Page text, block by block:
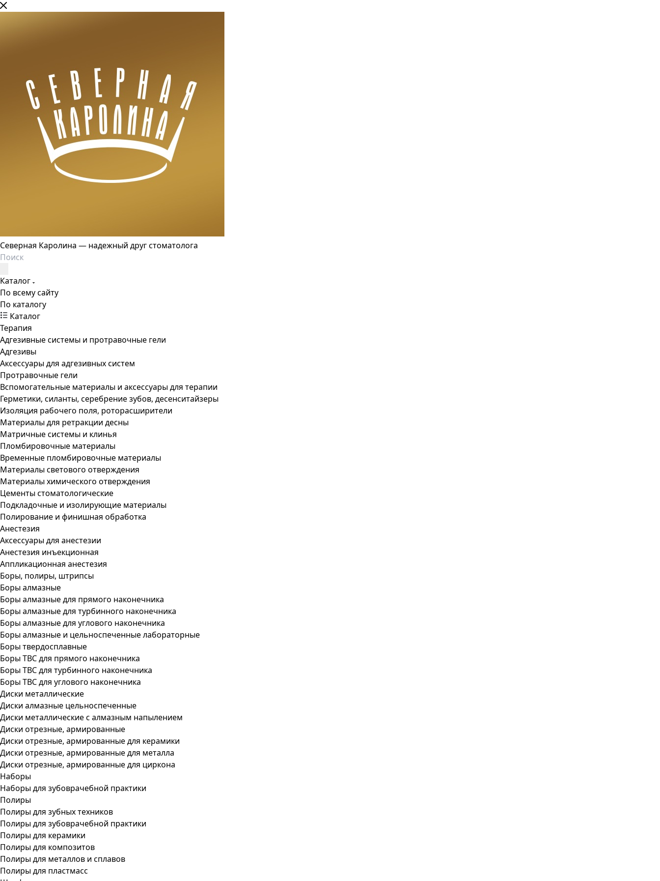
Северная Каролина — надежный друг стоматолога
Каталог
По всему сайту
По каталогу
Каталог
Терапия
Адгезивные системы и протравочные гели
Адгезивы
Аксессуары для адгезивных систем
Протравочные гели
Вспомогательные материалы и аксессуары для терапии
Герметики, силанты, серебрение зубов, десенситайзеры
Изоляция рабочего поля, роторасширители
Материалы для ретракции десны
Матричные системы и клинья
Пломбировочные материалы
Временные пломбировочные материалы
Материалы светового отверждения
Материалы химического отверждения
Цементы стоматологические
Подкладочные и изолирующие материалы
Полирование и финишная обработка
Анестезия
Аксессуары для анестезии
Анестезия инъекционная
Аппликационная анестезия
Боры, полиры, штрипсы
Боры алмазные
Боры алмазные для прямого наконечника
Боры алмазные для турбинного наконечника
Боры алмазные для углового наконечника
Боры алмазные и цельноспеченные лабораторные
Боры твердосплавные
Боры ТВС для прямого наконечника
Боры ТВС для турбинного наконечника
Боры ТВС для углового наконечника
Диски металлические
Диски алмазные цельноспеченные
Диски металлические с алмазным напылением
Диски отрезные, армированные
Диски отрезные, армированные для керамики
Диски отрезные, армированные для металла
Диски отрезные, армированные для циркона
Наборы
Наборы для зубоврачебной практики
Полиры
Полиры для зубных техников
Полиры для зубоврачебной практики
Полиры для керамики
Полиры для композитов
Полиры для металлов и сплавов
Полиры для пластмасс